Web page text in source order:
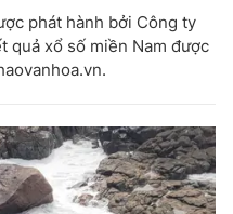
phát hành bởi Công ty
quả xổ số miền Nam được